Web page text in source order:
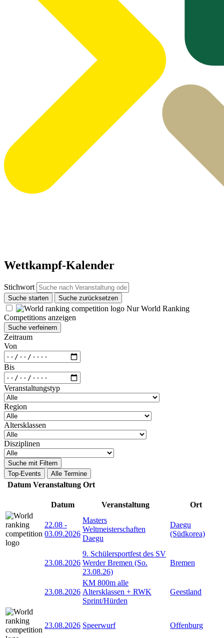
Wettkampf-Kalender
Stichwort
Suche starten Suche zurücksetzen
Nur World Ranking
Competitions anzeigen
Suche verfeinern
Zeitraum
Von
Bis
Veranstaltungstyp
Region
Altersklassen
Disziplinen
Suche mit Filtern
Top-Events
Alle Termine
Datum Veranstaltung Ort
Datum Veranstaltung Ort
22.08 -
03.09.2026
Masters
Weltmeisterschaften
Daegu
Daegu
(Südkorea)
23.08.2026
9. Schülersportfest des SV
Werder Bremen (So.
23.08.26)
Bremen
23.08.2026
KM 800m alle
Altersklassen + RWK
Sprint/Hürden
Geestland
23.08.2026 Speerwurf Offenburg